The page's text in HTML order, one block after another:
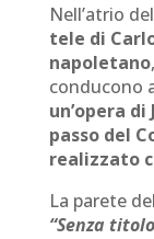
Nell’atrio
tele di
napoletano
conducono
un’opera di
passo del
realizzato
La parete
“Senza